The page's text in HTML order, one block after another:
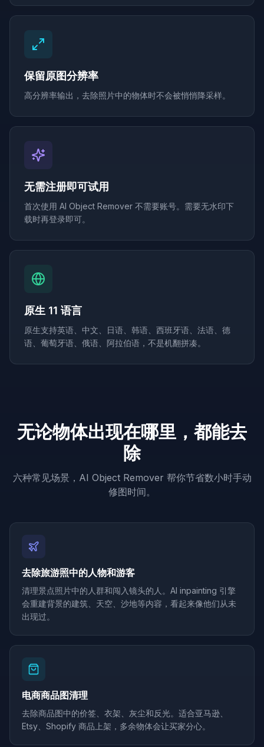
保留原图分辨率
高分辨率输出，去除照片中的物体时不会被悄悄降采样。
无需注册即可试用
首次使用 AI Object Remover 不需要账号。需要无水印下
载时再登录即可。
原生 11 语言
原生支持英语、中文、日语、韩语、西班牙语、法语、德
语、葡萄牙语、俄语、阿拉伯语，不是机翻拼凑。
无论物体出现在哪里，都能去
除
六种常见场景，AI Object Remover 帮你节省数小时手动
修图时间。
去除旅游照中的人物和游客
清理景点照片中的人群和闯入镜头的人。AI inpainting 引擎
会重建背景的建筑、天空、沙地等内容，看起来像他们从未
出现过。
电商商品图清理
去除商品图中的价签、衣架、灰尘和反光。适合亚马逊、
Etsy、Shopify 商品上架，多余物体会让买家分心。